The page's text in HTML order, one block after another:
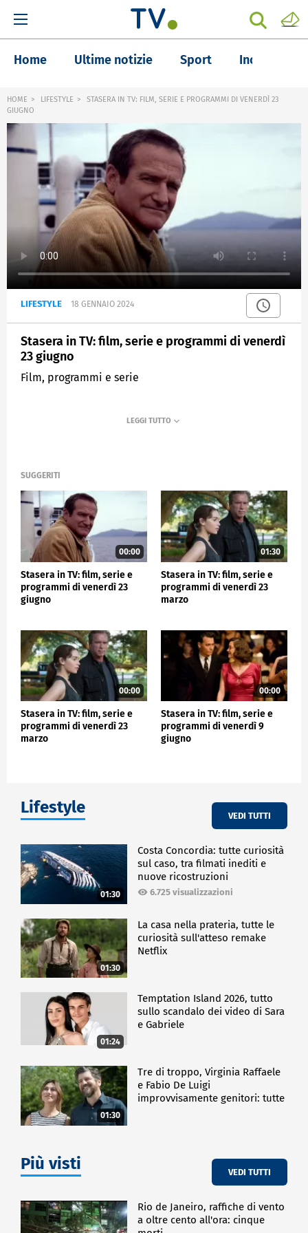
Home Ultime notizie Sport Inchieste
HOME LIFESTYLE
STASERA IN TV: FILM, SERIE E PROGRAMMI DI VENERDÌ 23
GIUGNO
LIFESTYLE 18 GENNAIO 2024
Stasera in TV: film, serie e programmi di venerdì
23 giugno
Film, programmi e serie
SUGGERITI
00:00
Stasera in TV: film, serie e
programmi di venerdì 23
giugno
01:30
Stasera in TV: film, serie e
programmi di venerdì 23
marzo
00:00
Stasera in TV: film, serie e
programmi di venerdì 23
marzo
00:00
Stasera in TV: film, serie e
programmi di venerdì 9
giugno
Lifestyle VEDI TUTTI
01:30
Costa Concordia: tutte curiosità
sul caso, tra filmati inediti e
nuove ricostruzioni
6.725 visualizzazioni
01:30
La casa nella prateria, tutte le
curiosità sull'atteso remake
Netflix
01:24
Temptation Island 2026, tutto
sullo scandalo dei video di Sara
e Gabriele
01:30
Tre di troppo, Virginia Raffaele
e Fabio De Luigi
improvvisamente genitori: tutte
Più visti VEDI TUTTI
Rio de Janeiro, raffiche di vento
a oltre cento all'ora: cinque